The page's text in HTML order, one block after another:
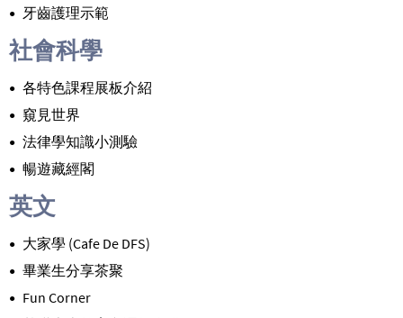
牙齒護理示範
社會科學
各特色課程展板介紹
窺見世界
法律學知識小測驗
暢遊藏經閣
英文
大家學 (Cafe De DFS)
畢業生分享茶聚
Fun Corner